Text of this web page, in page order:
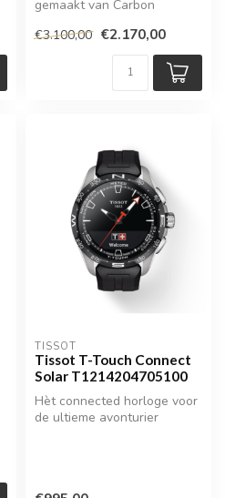
gemaakt van Carbon
€3.100,00 €2.170,00
TISSOT
Tissot T-Touch Connect
Solar T1214204705100
Hèt connected horloge voor
de ultieme avonturier